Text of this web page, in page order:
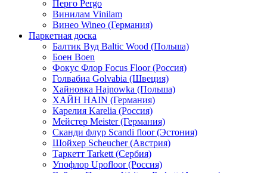
Перго Pergo
Винилам Vinilam
Винео Wineo (Германия)
Паркетная доска
Балтик Вуд Baltic Wood (Польша)
Боен Boen
Фокус Флор Focus Floor (Россия)
Голвабиа Golvabia (Швеция)
Хайновка Hajnowka (Польша)
ХАЙН HAIN (Германия)
Карелия Karelia (Россия)
Мейстер Meister (Германия)
Сканди флур Scandi floor (Эстония)
Шойхер Scheucher (Австрия)
Таркетт Tarkett (Сербия)
Упофлор Upofloor (Россия)